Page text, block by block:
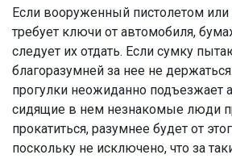
Если вооруженный пистолетом
требует ключи от автомобиля,
следует их отдать. Если сумку
благоразумней за нее не
прогулки неожиданно подъезжает
сидящие в нем незнакомые люди
прокатиться, разумнее будет от
поскольку не исключено, что за